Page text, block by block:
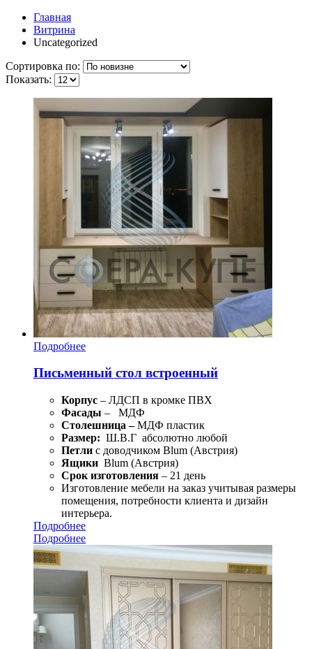
Главная
Витрина
Uncategorized
Сортировка по:
Показать:
Подробнее
Письменный стол встроенный
Корпус – ЛДСП в кромке ПВХ
Фасады – МДФ
Столешница –МДФ пластик
Размер: Ш.В.Г абсолютно любой
Петли с доводчиком Blum (Австрия)
Ящики Blum (Австрия)
Срок изготовления – 21 день
Изготовление мебели на заказ учитывая размеры
помещения, потребности клиента и дизайн
интерьера.
Подробнее
Подробнее